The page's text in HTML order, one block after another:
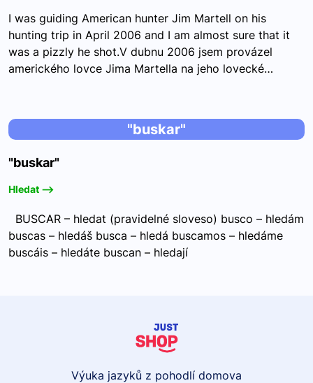
I was guiding American hunter Jim Martell on his
hunting trip in April 2006 and I am almost sure that it
was a pizzly he shot.V dubnu 2006 jsem provázel
amerického lovce Jima Martella na jeho lovecké…
"buskar"
"buskar"
Hledat -->
BUSCAR – hledat (pravidelné sloveso) busco – hledám
buscas – hledáš busca – hledá buscamos – hledáme
buscáis – hledáte buscan – hledají
Výuka jazyků z pohodlí domova